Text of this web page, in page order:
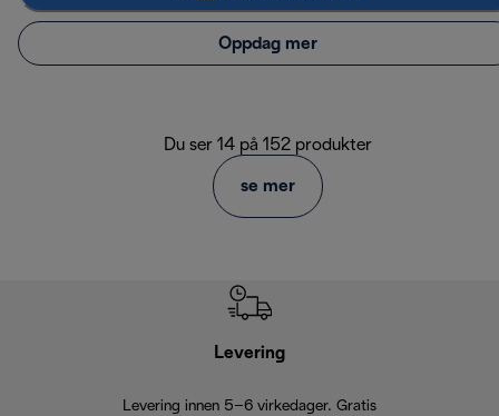
Oppdag mer
Du ser 14 på 152 produkter
se mer
Levering
Levering innen 5–6 virkedager. Gratis